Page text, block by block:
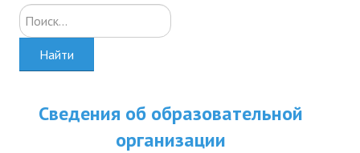
Искать...
Найти
Сведения об образовательной
организации